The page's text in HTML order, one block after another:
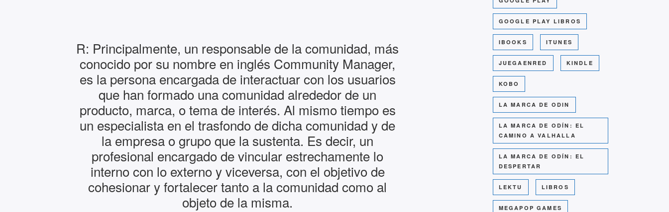
R: Principalmente, un responsable de la comunidad, más
conocido por su nombre en inglés Community Manager,
es la persona encargada de interactuar con los usuarios
que han formado una comunidad alrededor de un
producto, marca, o tema de interés. Al mismo tiempo es
un especialista en el trasfondo de dicha comunidad y de
la empresa o grupo que la sustenta. Es decir, un
profesional encargado de vincular estrechamente lo
interno con lo externo y viceversa, con el objetivo de
cohesionar y fortalecer tanto a la comunidad como al
objeto de la misma.
GOOGLE PLAY LIBROS
IBOOKS ITUNES
JUEGAENRED KINDLE
KOBO
LA MARCA DE ODIN
LA MARCA DE ODÍN: EL
CAMINO A VALHALLA
LA MARCA DE ODÍN: EL
DESPERTAR
LEKTU LIBROS
MEGAPOP GAMES